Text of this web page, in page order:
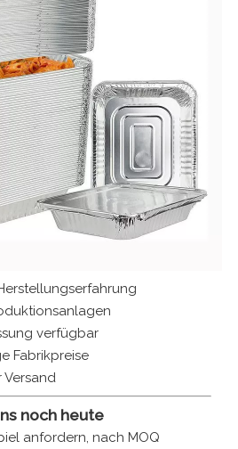
verfügbar
Fabrikpreise
noch heute
anfordern, nach MOQ